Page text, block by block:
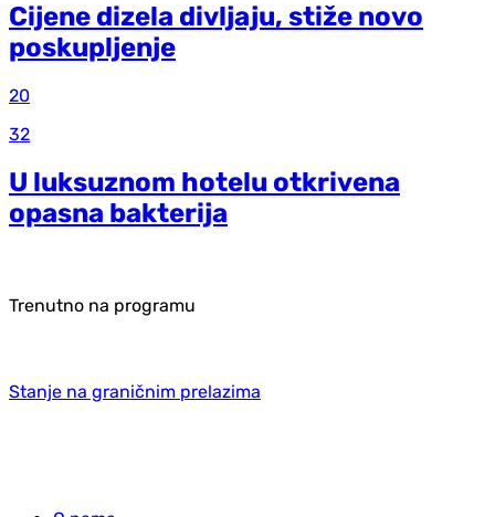
Cijene dizela divljaju, stiže novo
poskupljenje
20
32
U luksuznom hotelu otkrivena
opasna bakterija
Trenutno na programu
Stanje na graničnim prelazima